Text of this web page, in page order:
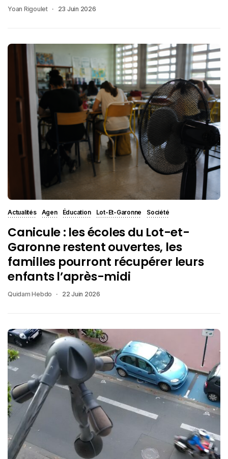
Yoan Rigoulet 23 Juin 2026
Actualités Agen Éducation Lot-Et-Garonne Société
Canicule : les écoles du Lot-et-
Garonne restent ouvertes, les
familles pourront récupérer leurs
enfants l’après-midi
Quidam Hebdo 22 Juin 2026